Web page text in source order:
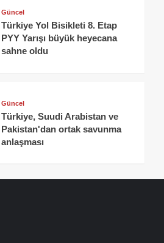
Güncel
Türkiye Yol Bisikleti 8. Etap
PYY Yarışı büyük heyecana
sahne oldu
Güncel
Türkiye, Suudi Arabistan ve
Pakistan'dan ortak savunma
anlaşması